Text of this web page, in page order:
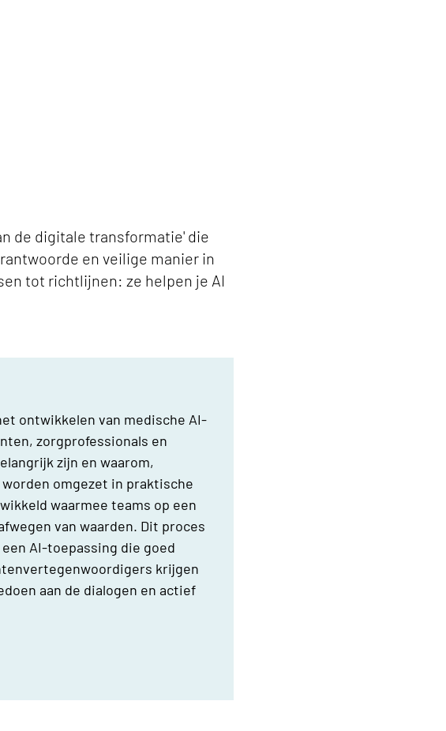
de digitale transformatie' die
en veilige manier in
tot richtlijnen: ze helpen je AI
ontwikkelen van medische AI-
zorgprofessionals en
zijn en waarom,
omgezet in praktische
waarmee teams op een
van waarden. Dit proces
AI-toepassing die goed
krijgen
aan de dialogen en actief